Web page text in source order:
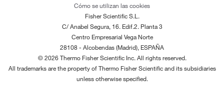
Cómo se utilizan las cookies
Fisher Scientific S.L.
C/ Anabel Segura, 16. Edif.2. Planta 3
Centro Empresarial Vega Norte
28108 - Alcobendas (Madrid), ESPAÑA
© 2026 Thermo Fisher Scientific Inc. All rights reserved.
All trademarks are the property of Thermo Fisher Scientific and its subsidiaries
unless otherwise specified.